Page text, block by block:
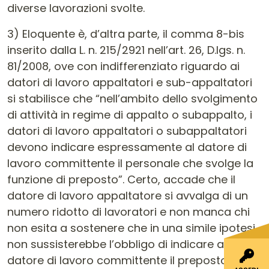
diverse lavorazioni svolte.
3) Eloquente è, d’altra parte, il comma 8-bis
inserito dalla L. n. 215/2921 nell’art. 26, D.lgs. n.
81/2008, ove con indifferenziato riguardo ai
datori di lavoro appaltatori e sub-appaltatori
si stabilisce che “nell’ambito dello svolgimento
di attività in regime di appalto o subappalto, i
datori di lavoro appaltatori o subappaltatori
devono indicare espressamente al datore di
lavoro committente il personale che svolge la
funzione di preposto”. Certo, accade che il
datore di lavoro appaltatore si avvalga di un
numero ridotto di lavoratori e non manca chi
non esita a sostenere che in una simile ipotesi
non sussisterebbe l’obbligo di indicare al
datore di lavoro committente il preposto. Ma si